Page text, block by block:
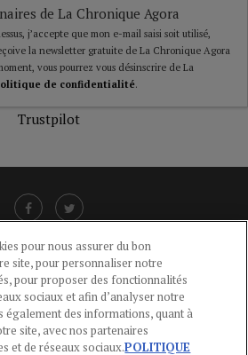
de La Chronique Agora
j’accepte que mon e-mail saisi soit utilisé,
la newsletter gratuite de La Chronique Agora
vous pourrez vous désinscrire de La
de confidentialité.
Trustpilot
-POLITIQUE DES COOKIES
LÉGALES -AIDE
CONTACT
pour nous assurer du bon
site, pour personnaliser notre
pour proposer des fonctionnalités
sociaux et afin d’analyser notre
également des informations, quant à
site, avec nos partenaires
et de réseaux sociaux.POLITIQUE